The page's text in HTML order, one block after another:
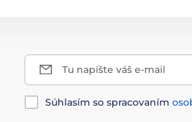
Tu napíšte váš e-mail
Súhlasím so spracovaním